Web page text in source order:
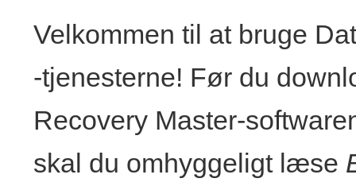
Velkommen til at bruge
-tjenesterne! Før du
Recovery Master-
skal du omhyggeligt læse